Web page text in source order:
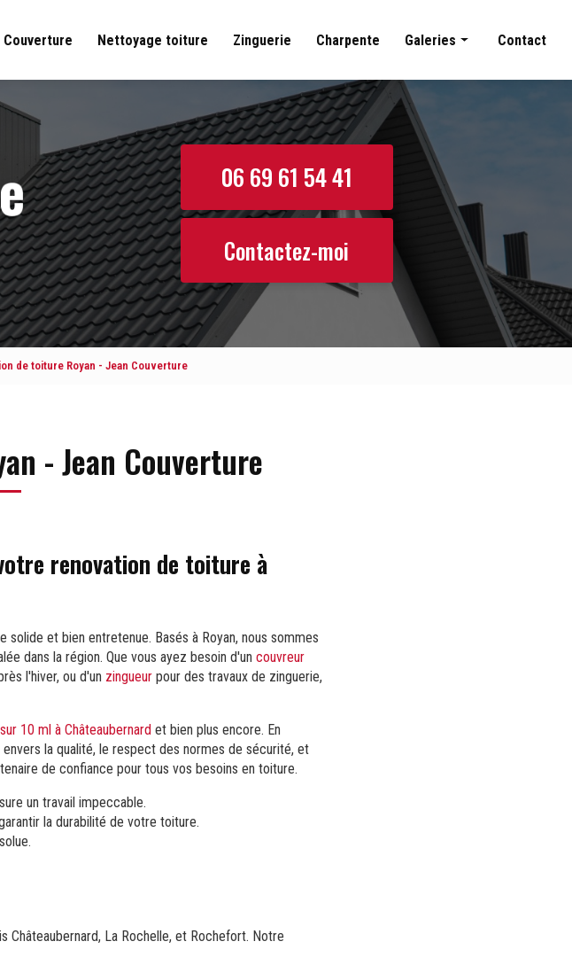
Couverture Nettoyage toiture Zinguerie Charpente Galeries
Couverture
Nettoyage toiture
Contact
06 69 61 54 41
Contactez-moi
de toiture Royan - Jean Couverture
- Jean Couverture
renovation de toiture à
et bien entretenue. Basés à Royan, nous sommes
dans la région. Que vous ayez besoin d'un couvreur
l'hiver, ou d'un zingueur pour des travaux de zinguerie,
10 ml à Châteaubernard et bien plus encore. En
la qualité, le respect des normes de sécurité, et
de confiance pour tous vos besoins en toiture.
un travail impeccable.
la durabilité de votre toiture.
Châteaubernard, La Rochelle, et Rochefort. Notre